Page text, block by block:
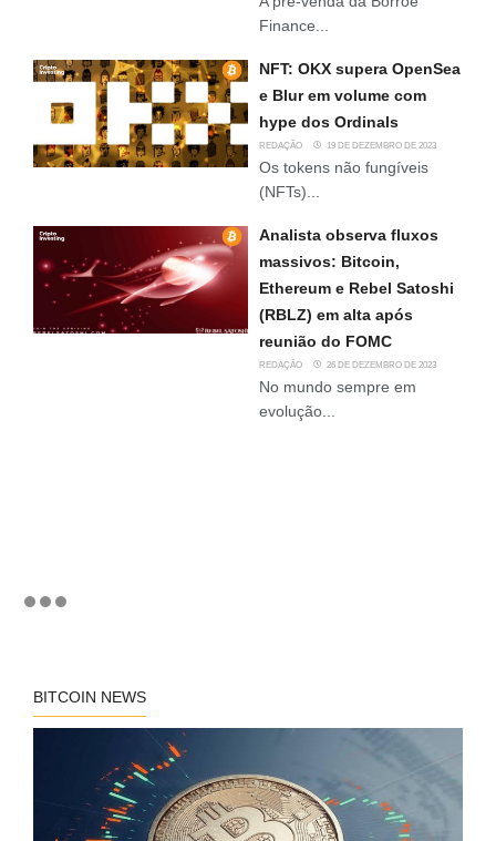
Finance...
NFT: OKX supera OpenSea
e Blur em volume com
hype dos Ordinals
REDAÇÃO 19 DE DEZEMBRO DE 2023
Os tokens não fungíveis
(NFTs)...
Analista observa fluxos
massivos: Bitcoin,
Ethereum e Rebel Satoshi
(RBLZ) em alta após
reunião do FOMC
REDAÇÃO 26 DE DEZEMBRO DE 2023
No mundo sempre em
evolução...
BITCOIN NEWS